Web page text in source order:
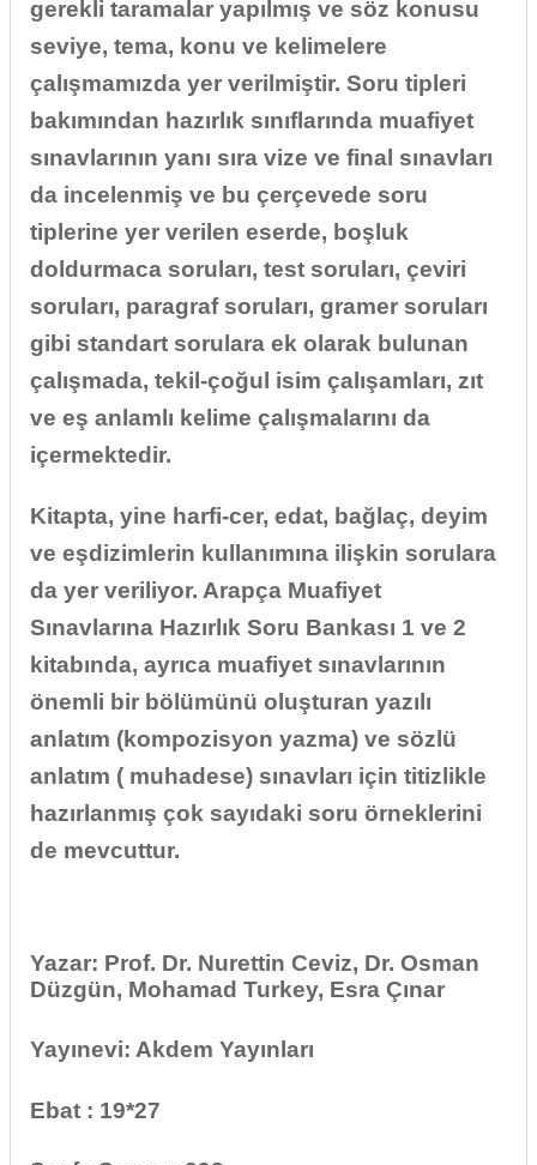
gerekli taramalar yapılmış ve söz konusu
seviye, tema, konu ve kelimelere
çalışmamızda yer verilmiştir. Soru tipleri
bakımından hazırlık sınıflarında muafiyet
sınavlarının yanı sıra vize ve final sınavları
da incelenmiş ve bu çerçevede soru
tiplerine yer verilen eserde, boşluk
doldurmaca soruları, test soruları, çeviri
soruları, paragraf soruları, gramer soruları
gibi standart sorulara ek olarak bulunan
çalışmada, tekil-çoğul isim çalışamları, zıt
ve eş anlamlı kelime çalışmalarını da
içermektedir.
Kitapta, yine harfi-cer, edat, bağlaç, deyim
ve eşdizimlerin kullanımına ilişkin sorulara
da yer veriliyor. Arapça Muafiyet
Sınavlarına Hazırlık Soru Bankası 1 ve 2
kitabında, ayrıca muafiyet sınavlarının
önemli bir bölümünü oluşturan yazılı
anlatım (kompozisyon yazma) ve sözlü
anlatım ( muhadese) sınavları için titizlikle
hazırlanmış çok sayıdaki soru örneklerini
de mevcuttur.
Yazar: Prof. Dr. Nurettin Ceviz, Dr. Osman
Düzgün, Mohamad Turkey, Esra Çınar
Yayınevi: Akdem Yayınları
Ebat : 19*27